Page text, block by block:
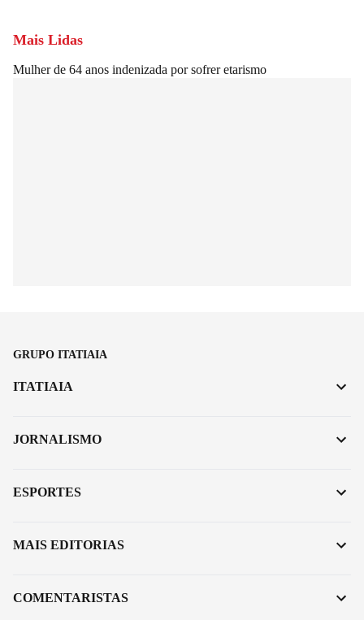
Mais Lidas
Mulher de 64 anos indenizada por sofrer etarismo
GRUPO ITATIAIA
ITATIAIA
JORNALISMO
ESPORTES
MAIS EDITORIAS
COMENTARISTAS